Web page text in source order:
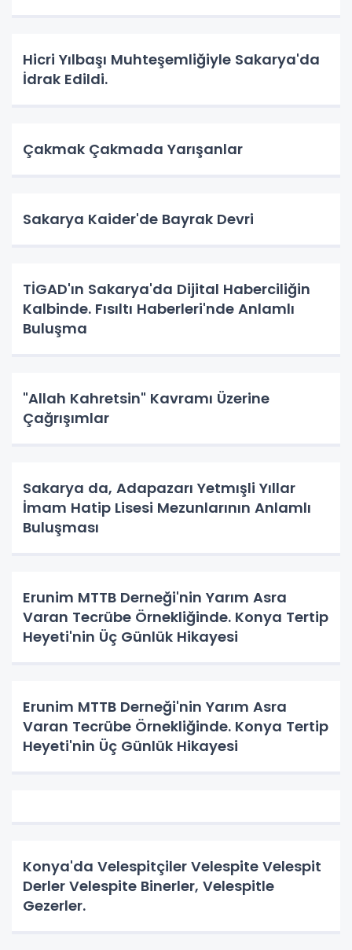
Hicri Yılbaşı Muhteşemliğiyle Sakarya'da
İdrak Edildi.
Çakmak Çakmada Yarışanlar
Sakarya Kaider'de Bayrak Devri
TİGAD'ın Sakarya'da Dijital Haberciliğin
Kalbinde. Fısıltı Haberleri'nde Anlamlı
Buluşma
"Allah Kahretsin" Kavramı Üzerine
Çağrışımlar
Sakarya da, Adapazarı Yetmışli Yıllar
İmam Hatip Lisesi Mezunlarının Anlamlı
Buluşması
Erunim MTTB Derneği'nin Yarım Asra
Varan Tecrübe Örnekliğinde. Konya Tertip
Heyeti'nin Üç Günlük Hikayesi
Erunim MTTB Derneği'nin Yarım Asra
Varan Tecrübe Örnekliğinde. Konya Tertip
Heyeti'nin Üç Günlük Hikayesi
Konya'da Velespitçiler Velespite Velespit
Derler Velespite Binerler, Velespitle
Gezerler.